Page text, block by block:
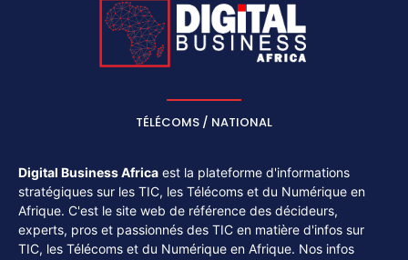
TÉLÉCOMS / NATIONAL
Digital Business Africa est la plateforme d'informations
stratégiques sur les TIC, les Télécoms et du Numérique en
Afrique. C'est le site web de référence des décideurs,
experts, pros et passionnés des TIC en matière d'infos sur
TIC, les Télécoms et du Numérique en Afrique. Nos infos